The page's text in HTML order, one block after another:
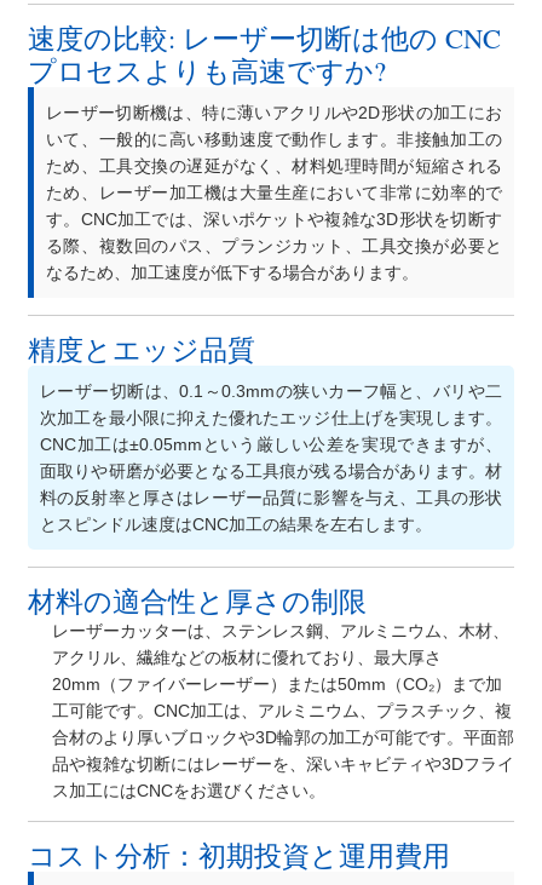
速度の比較: レーザー切断は他の CNC
プロセスよりも高速ですか?
レーザー切断機は、特に薄いアクリルや2D形状の加工にお
いて、一般的に高い移動速度で動作します。非接触加工の
ため、工具交換の遅延がなく、材料処理時間が短縮される
ため、レーザー加工機は大量生産において非常に効率的で
す。CNC加工では、深いポケットや複雑な3D形状を切断す
る際、複数回のパス、プランジカット、工具交換が必要と
なるため、加工速度が低下する場合があります。
精度とエッジ品質
レーザー切断は、0.1～0.3mmの狭いカーフ幅と、バリや二
次加工を最小限に抑えた優れたエッジ仕上げを実現します。
CNC加工は±0.05mmという厳しい公差を実現できますが、
面取りや研磨が必要となる工具痕が残る場合があります。材
料の反射率と厚さはレーザー品質に影響を与え、工具の形状
とスピンドル速度はCNC加工の結果を左右します。
材料の適合性と厚さの制限
レーザーカッターは、ステンレス鋼、アルミニウム、木材、
アクリル、繊維などの板材に優れており、最大厚さ
20mm（ファイバーレーザー）または50mm（CO₂）まで加
工可能です。CNC加工は、アルミニウム、プラスチック、複
合材のより厚いブロックや3D輪郭の加工が可能です。平面部
品や複雑な切断にはレーザーを、深いキャビティや3Dフライ
ス加工にはCNCをお選びください。
コスト分析：初期投資と運用費用